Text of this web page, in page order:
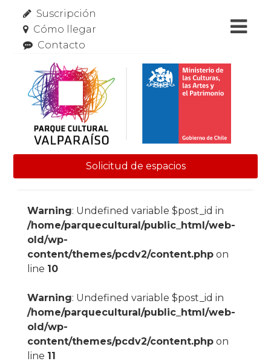
Suscripción
Cómo llegar
Contacto
Solicitud de espacios
Warning: Undefined variable $post_id in
/home/parquecultural/public_html/web-
old/wp-
content/themes/pcdv2/content.phpon
line 10
Warning: Undefined variable $post_id in
/home/parquecultural/public_html/web-
old/wp-
content/themes/pcdv2/content.phpon
line 11